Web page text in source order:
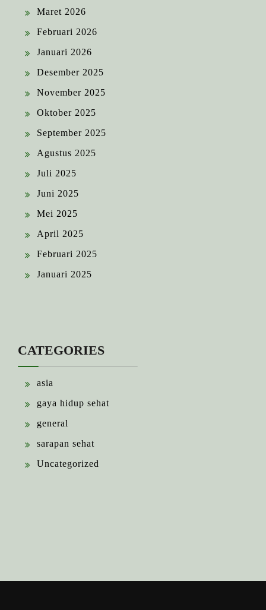
Maret 2026
Februari 2026
Januari 2026
Desember 2025
November 2025
Oktober 2025
September 2025
Agustus 2025
Juli 2025
Juni 2025
Mei 2025
April 2025
Februari 2025
Januari 2025
CATEGORIES
asia
gaya hidup sehat
general
sarapan sehat
Uncategorized